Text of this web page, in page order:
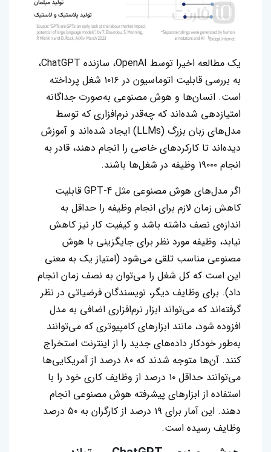
یک مطالعه اخیرا توسط OpenAI، سازنده ChatGPT،
به بررسی قابلیت اتوماسیون در ۱۰۱۶ شغل پرداخته
است. انسان‌ها و هوش مصنوعی به‌صورت جداگانه
امتیازدهی شده‌اند که چه‌قدر نرم‌افزاری که توسط
مدل‌های زبان بزرگ (LLMs) ایجاد شده‌اند و آموزش
دیده‌اند تا کارکردهای خاصی را انجام دهند، قادر به
انجام ۱۹۰۰۰ وظیفه در شغل‌ها باشند.
اگر مدل‌های هوش مصنوعی مثل GPT-4 قابلیت
کاهش زمان لازم برای انجام وظیفه را حداقل به
اندازه‌ی نصف داشته باشد و کیفیت کار نیز کاهش
نیابد، وظیفه مورد نظر برای جایگزینی با هوش
مصنوعی مناسب تلقی می‌شود (امتیاز یک به معنی
این است که کل شغل را می‌توان به نصف زمان انجام
داد). برای وظایف دیگر، نویسندگان فرضیاتی در نظر
گرفته‌اند که می‌تواند ابزار نرم‌افزاری اضافی به مدل
افزوده شود، مانند ابزارهای کامپیوتری که می‌توانند
به‌طور خودکار داده‌های جدید را از اینترنت استخراج
کنند. آن‌ها متوجه شدند که ۸۰ درصد از آمریکایی‌ها
می‌توانند حداقل ۱۰ درصد از وظایف کاری خود را با
استفاده از ابزارهای پیشرفته هوش مصنوعی انجام
دهند. این آمار برای ۱۹ درصد از کارگران به ۵۰ درصد
وظایف رسیده است.